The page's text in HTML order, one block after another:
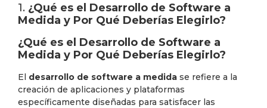
1. ¿Qué es el Desarrollo de Software a
Medida y Por Qué Deberías Elegirlo?
¿Qué es el Desarrollo de Software a
Medida y Por Qué Deberías Elegirlo?
El desarrollo de software a medida se refiere a la
creación de aplicaciones y plataformas
específicamente diseñadas para satisfacer las